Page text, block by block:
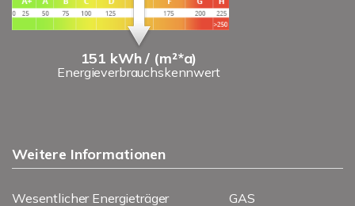
151 kWh / (m²*a)
Energieverbrauchskennwert
Weitere Informationen
Wesentlicher Energieträger
GAS